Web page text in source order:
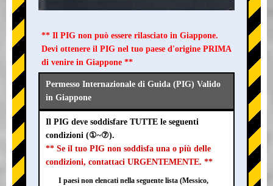
** Il PIG non può essere rilasciato in Giappone.
Devi ottenere il PIG nel tuo paese d'origine PRIMA
di venire in Giappone **
Permesso Internazionale di Guida (PIG) Valido
in Giappone
Il PIG deve soddisfare TUTTE le seguenti
condizioni (①~⑦).
** Se il tuo PIG non soddisfa una o più delle
condizioni, contattaci URGENTEMENTE. **
I paesi non elencati nella seguente lista (Messico,